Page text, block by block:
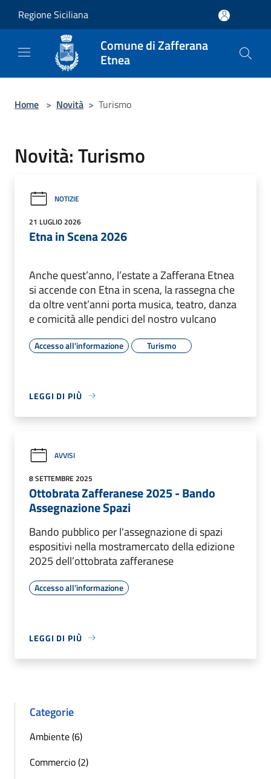
Regione Siciliana
Comune di Zafferana
Etnea
Home > Novità > Turismo
Novità: Turismo
NOTIZIE
21 LUGLIO 2026
Etna in Scena 2026
Anche quest’anno, l’estate a Zafferana Etnea
si accende con Etna in scena, la rassegna che
da oltre vent’anni porta musica, teatro, danza
e comicità alle pendici del nostro vulcano
Accesso all'informazione Turismo
LEGGI DI PIÙ
AVVISI
8 SETTEMBRE 2025
Ottobrata Zafferanese 2025 - Bando
Assegnazione Spazi
Bando pubblico per l'assegnazione di spazi
espositivi nella mostramercato della edizione
2025 dell’ottobrata zafferanese
Accesso all'informazione
LEGGI DI PIÙ
Categorie
Ambiente (6)
Commercio (2)